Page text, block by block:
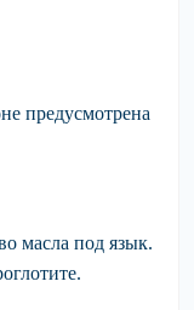
предусмотрена
масла под язык.